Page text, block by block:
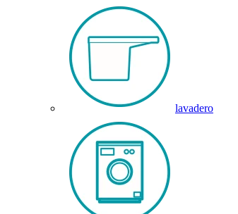
lavadero